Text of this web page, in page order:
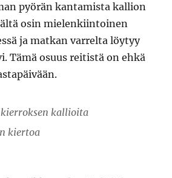
pyörän kantamista kallion
osin mielenkiintoinen
ja matkan varrelta löytyy
Tämä osuus reitistä on ehkä
kallioita
kiertoa